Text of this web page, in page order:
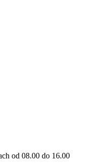
od 08.00 do 16.00